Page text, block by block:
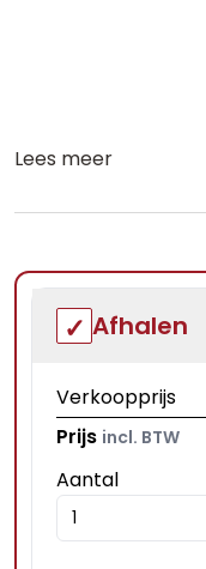
Lees meer
Afhalen
Verkoopprijs
Prijs incl. BTW
Aantal